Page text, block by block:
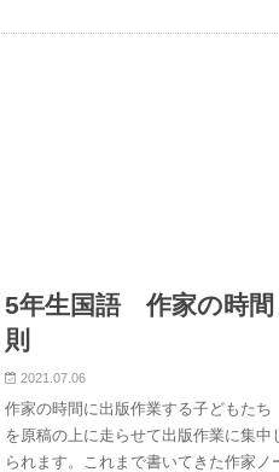
5年生国語 作家の時
則
2021.07.06
作家の時間に出版作業する子どもた
を原稿の上に走らせて出版作業に集中
られます。これまで書いてきた作家